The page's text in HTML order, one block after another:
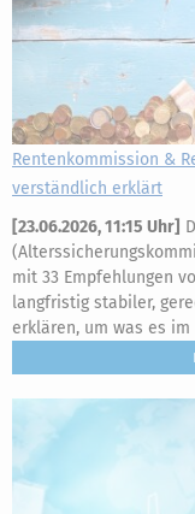
Rentenkommission &
verständlich erklärt
[23.06.2026, 11:15 Uhr]
mit 33 Empfehlungen
langfristig stabiler,
erklären, um was es im